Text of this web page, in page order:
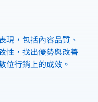
現，包括內容品質、
性，找出優勢與改善
位行銷上的成效。